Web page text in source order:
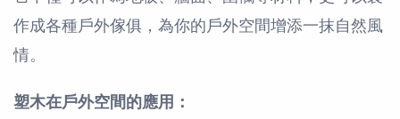
作成各種戶外傢俱，為你的戶外空間增添一抹自然風
情。
塑木在戶外空間的應用：